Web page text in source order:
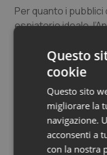
Tumore
Tumori del
Tumori
Ulcera &
Vaccini
Per quanto i
espiatorio ideale,
denigrazione di
ridotto rispetto alla
cittadino, compresa
come la salute”.
Questo
cookie
Questo sito
migliorare la
navigazione.
acconsenti a
con la nostra